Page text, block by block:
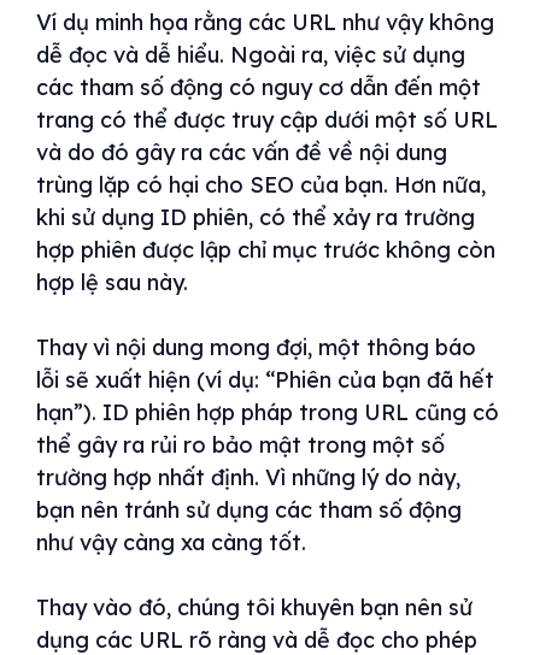
Ví dụ minh họa rằng các URL như vậy không
dễ đọc và dễ hiểu. Ngoài ra, việc sử dụng
các tham số động có nguy cơ dẫn đến một
trang có thể được truy cập dưới một số URL
và do đó gây ra các vấn đề về nội dung
trùng lặp có hại cho SEO của bạn. Hơn nữa,
khi sử dụng ID phiên, có thể xảy ra trường
hợp phiên được lập chỉ mục trước không còn
hợp lệ sau này.
Thay vì nội dung mong đợi, một thông báo
lỗi sẽ xuất hiện (ví dụ: “Phiên của bạn đã hết
hạn”). ID phiên hợp pháp trong URL cũng có
thể gây ra rủi ro bảo mật trong một số
trường hợp nhất định. Vì những lý do này,
bạn nên tránh sử dụng các tham số động
như vậy càng xa càng tốt.
Thay vào đó, chúng tôi khuyên bạn nên sử
dụng các URL rõ ràng và dễ đọc cho phép